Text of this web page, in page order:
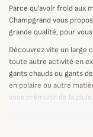
Parce qu'avoir froid aux
Champgrand vous
grande qualité, pour
Découvrez vite un large
toute autre activité en
gants chauds ou gants
en polaire ou autre
vous prémunir de la
homme et pour femme,